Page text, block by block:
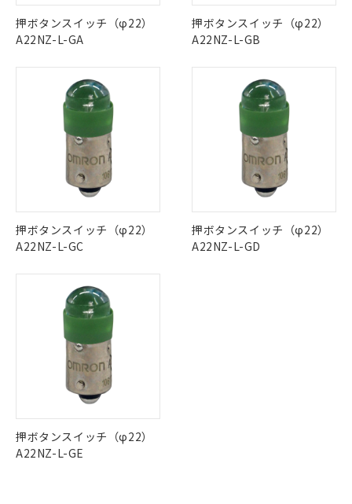
"対応済み"や非含有の記載がされた商品であっても、流通
在庫等で未対応品が混在する可能性があります。
非含有品が必要な際は、弊社営業部門もしくは販売店へお
問い合わせください。
その他の認証はこちらのページからご検索ください
押ボタンスイッチ（φ22）
A22NZ-L-GA
押ボタンスイッチ（φ22）
A22NZ-L-GB
押ボタンスイッチ（φ22）
A22NZ-L-GC
押ボタンスイッチ（φ22）
A22NZ-L-GD
押ボタンスイッチ（φ22）
A22NZ-L-GE
ご利用条件
ご利用ください。
本サービスは、当社制御機器事業取扱
商品の当社在庫状況および標準価格
(税抜)を提供させていただくもので
す。
当社制御機器事業取扱商品の中には、
本サービスの対象外となる商品もある
記載している更新日時点での社内デー
タに基づき作成されるものであり、閲
覧された時点での実際の在庫および標
準価格とは異なる場合があることをご
了承ください。
正式な納期状況および標準価格はお客
様のお取引先、またはお客様担当のオ
ムロン制御機器販売店・当社販売員に
ご相談ください。
オムロン制御機器販売店や当社販売拠
点は「
ください。
在庫状況および標準価格結果を当社の
有に対応した製品に切り替える予定のある
商品です。
対応予定なし：EU RoHS指令（10物質）の
非含有に非対応の商品で、対応品を出す予
定はありません。
調査・確認中：EU RoHS指令（10物質）の
非含有の対応状況を調査中または確認中の
商品です。
非該当品：ライセンス料など無形物で、有
害物質有無と関係のない商品です。
仕入先様の事情により、非含有部品として
いたものが、含有品と判明した場合などや
むを得ず変更することがあります。
*EU RoHS指令（10物質）：
類(PBB) 1000ppm以下、ポリ臭化ジフェニルエーテル類
(PBDE) 1000ppm以下、フタル酸ビス(2-エチルヘキシ
ル) (DEHP)(別名：DOP) 1000ppm以下、フタル酸ブチ
ルベンジル（BBP） 1000ppm以下、フタル酸ジブチル
（DBP） 1000ppm以下、フタル酸ジイソブチル
(DIBP) 1000ppm以下
但し、RoHS指令で産業用監視および制御機器に対する
適用除外項目は除く。
フタル酸エステル類の４物質については閾値を超える意
図的な使用がないことを確認しています。
※2 対応予定月
※1 中国RoHS○×表
「○」：最大均質材料含有率が中国RoHSの
基準値以下であることを示します。
「×」：最大均質材料含有率が中国RoHSの
基準値を超えていることを示します。
「－」：未確認です。当社販売部門へお問
い合わせください。
Pb(鉛) :1000ppm、 Hg(水銀) : 1000ppm、 Cd(カドミウ
ム) : 100ppm、
Cr(Ⅵ)(六価クロム) : 1000ppm、 PBBs(ポリ臭化ビフェ
ニル類) : 1000ppm、 PBDEs(ポリ臭化ジフェニルエーテ
ル類) : 1000ppm、
DBP(フタル酸ジブチル) : 1000ppm、 DIBP(フタル酸ジ
イソブチル) : 1000ppm、 BBP(フタル酸ブチルベンジ
ル) : 1000ppm、
DEHP(フタル酸ビス(2-エチルヘキシル)) : 1000ppm
「ｅ」：有害物質（10物質）のすべてが基
準値以下であることを示します。
当社は、これら貴社製品のうち、外国
為替および外国貿易法に定める商品
（以下｢規制貨物等」という）を輸出
または国外への提供する場合は、日本
とります。
当社は規制貨物を破棄する場合は、完
全に破砕するなど、違法に輸出されな
いよう必要な手段を講じます。
当社は貴社製品を、核兵器、ミサイ
ル、化学兵器、生物兵器またはその他
武器並びにこれらの製造装置等に一切
当社は、貴社製品を第三者に販売する
場合は、上記1、2および3の内容を当
記
号
○
△
－
たはお客様担当のオムロン制御
機器販売店・当社販売員にご確
認ください)